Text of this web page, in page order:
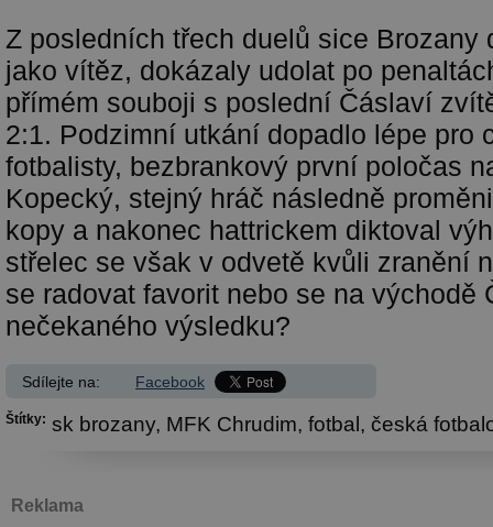
Z posledních třech duelů sice Brozany
jako vítěz, dokázaly udolat po
přímém souboji s poslední Čáslaví
2:1. Podzimní utkání dopadlo lépe pro
fotbalisty, bezbrankový první poločas
Kopecký, stejný hráč následně
kopy a nakonec hattrickem diktoval
střelec se však v odvetě kvůli zranění
se radovat favorit nebo se na východě
nečekaného výsledku?
Sdílejte na: Facebook
Štítky: sk brozany, MFK Chrudim, fotbal, česká
Reklama